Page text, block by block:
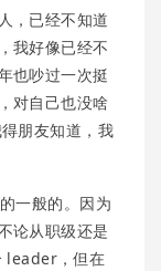
，已经不知道
我好像已经不
也吵过一次挺
对自己也没啥
朋友知道，我
一般的。因为
论从职级还是
leader，但在